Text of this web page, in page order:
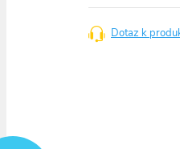
cena:
Dotaz k